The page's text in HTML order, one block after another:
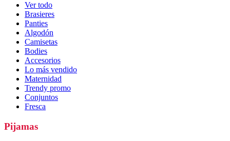
Ver todo
Brasieres
Panties
Algodón
Camisetas
Bodies
Accesorios
Lo más vendido
Maternidad
Trendy promo
Conjuntos
Fresca
Pijamas